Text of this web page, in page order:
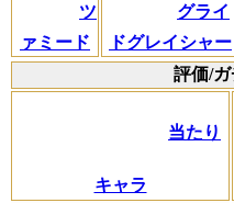
ツ
ァミード
グライ
ドグレイシャー
評価/
当たり
キャラ